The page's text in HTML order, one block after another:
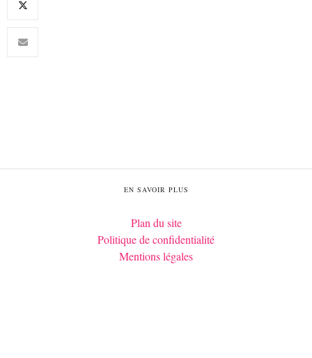
EN SAVOIR PLUS
Plan du site
Politique de confidentialité
Mentions légales